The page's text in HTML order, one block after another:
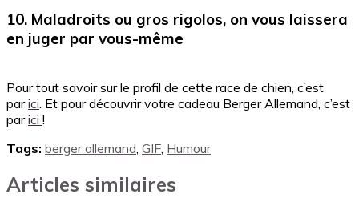
10. Maladroits ou gros rigolos, on vous laissera
en juger par vous-même
Pour tout savoir sur le profil de cette race de chien, c’est
parici. Et pour découvrir votre cadeau Berger Allemand, c’est
parici !
Tags: berger allemand, GIF, Humour
Articles similaires